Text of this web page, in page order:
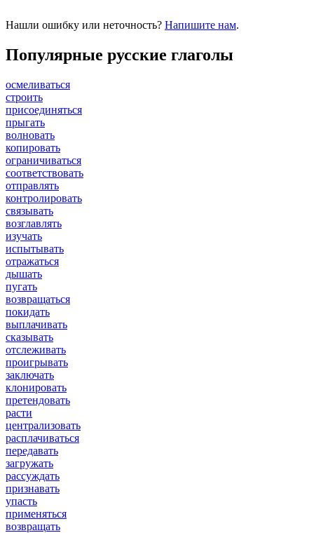
Нашли ошибку или неточность? Напишите нам.
Популярные русские глаголы
осмеливаться
строить
присоединяться
прыгать
волновать
копировать
ограничиваться
соответствовать
отправлять
контролировать
связывать
возглавлять
изучать
испытывать
отражаться
дышать
пугать
возвращаться
покидать
выплачивать
сказывать
отслеживать
проигрывать
заключать
клонировать
претендовать
расти
централизовать
расплачиваться
передавать
загружать
рассуждать
признавать
упасть
применяться
возвращать